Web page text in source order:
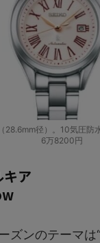
径）。10気圧防
6万8200円
ア
ズンのテーマは